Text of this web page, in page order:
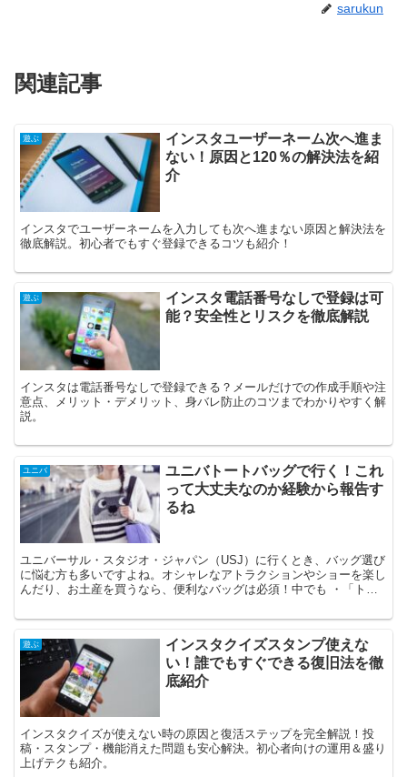
sarukun
関連記事
遊ぶ
インスタユーザーネーム次へ進ま
ない！原因と120％の解決法を紹
介
インスタでユーザーネームを入力しても次へ進まない原因と解決法を
徹底解説。初心者でもすぐ登録できるコツも紹介！
遊ぶ
インスタ電話番号なしで登録は可
能？安全性とリスクを徹底解説
インスタは電話番号なしで登録できる？メールだけでの作成手順や注
意点、メリット・デメリット、身バレ防止のコツまでわかりやすく解
説。
ユニバ
ユニバトートバッグで行く！これ
って大丈夫なのか経験から報告す
るね
ユニバーサル・スタジオ・ジャパン（USJ）に行くとき、バッグ選び
に悩む方も多いですよね。オシャレなアトラクションやショーを楽し
んだり、お土産を買うなら、便利なバッグは必須！中でも ・「トー
遊ぶ
インスタクイズスタンプ使えな
い！誰でもすぐできる復旧法を徹
底紹介
インスタクイズが使えない時の原因と復活ステップを完全解説！投
稿・スタンプ・機能消えた問題も安心解決。初心者向けの運用＆盛り
上げテクも紹介。